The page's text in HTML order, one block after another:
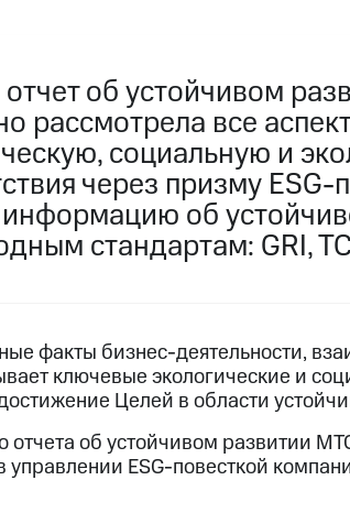
об устойчивом
рассмотрела все
социальную и
через призму
об
стандартам: GRI,
факты бизнес-деятельности,
ключевые экологические и
Целей в области
отчета об устойчивом развитии
ESG-повесткой